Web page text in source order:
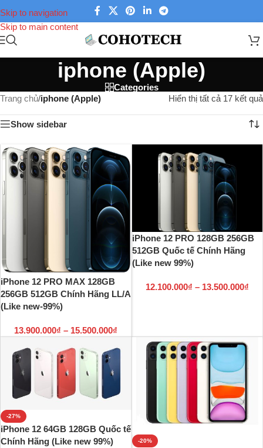
Skip to navigation
Skip to main content
iphone (Apple)
Categories
Trang chủ/iphone (Apple) Hiển thị tất cả 17 kết quả
Show sidebar
iPhone 12 PRO MAX 128GB
256GB 512GB Chính Hãng LL/A
(Like new-99%)
13.900.000₫ – 15.500.000₫
iPhone 12 PRO 128GB 256GB
512GB Quốc tế Chính Hãng
(Like new 99%)
12.100.000₫ – 13.500.000₫
-27%
iPhone 12 64GB 128GB Quốc tế
Chính Hãng (Like new 99%)
-20%